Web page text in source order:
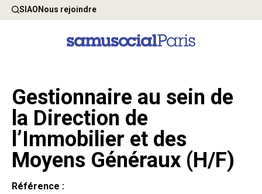
SIAONous rejoindre
Gestionnaire au sein de
la Direction de
l’Immobilier et des
Moyens Généraux (H/F)
Référence :